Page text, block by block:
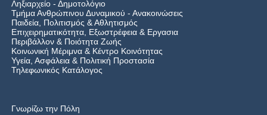
Ληξιαρχείο - Δημοτολόγιο
Τμήμα Ανθρώπινου Δυναμικού - Ανακοινώσεις
Παιδεία, Πολιτισμός & Αθλητισμός
Επιχειρηματικότητα, Εξωστρέφεια & Εργασια
Περιβάλλον & Ποιότητα Ζωής
Kοινωνική Μέριμνα & Κέντρο Κοινότητας
Υγεία, Ασφάλεια & Πολιτική Προστασία
Τηλεφωνικός Κατάλογος
Γνωρίζω την Πόλη